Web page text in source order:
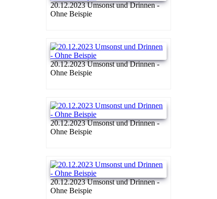
20.12.2023 Umsonst und Drinnen -
Ohne Beispie
20.12.2023 Umsonst und Drinnen -
Ohne Beispie
20.12.2023 Umsonst und Drinnen -
Ohne Beispie
20.12.2023 Umsonst und Drinnen -
Ohne Beispie